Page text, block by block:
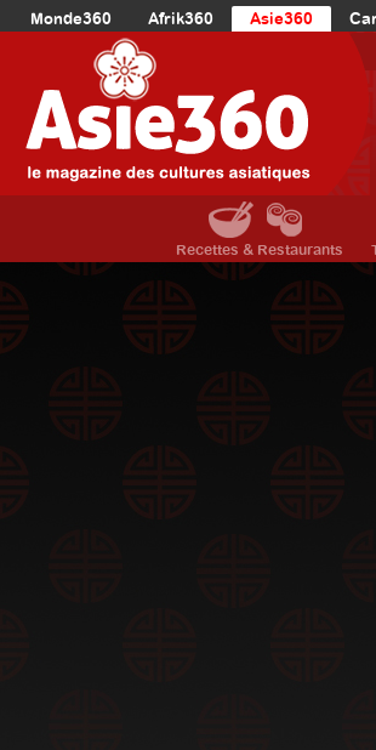
Monde360 Afrik360 Asie360
Europe360
Océanie360
Recettes & Restaurants